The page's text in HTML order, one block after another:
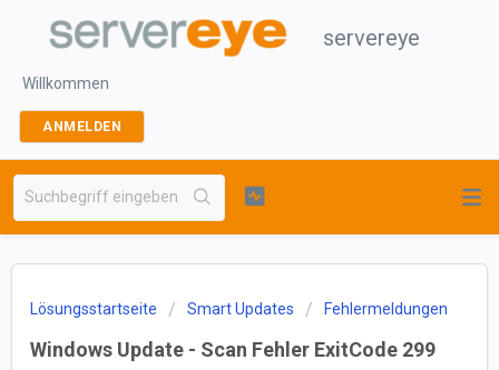
servereye
Willkommen
ANMELDEN
Lösungsstartseite Smart Updates Fehlermeldungen
Windows Update - Scan Fehler ExitCode 299